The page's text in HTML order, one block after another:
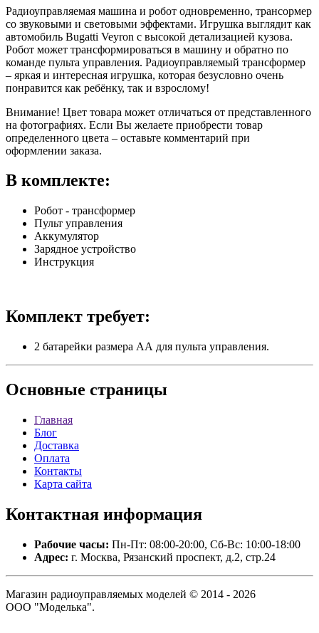
Радиоуправляемая машина и робот одновременно, трансормер
со звуковыми и световыми эффектами. Игрушка выглядит как
автомобиль Bugatti Veyron с высокой детализацией кузова.
Робот может трансформироваться в машину и обратно по
команде пульта управления. Радиоуправляемый трансформер
– яркая и интересная игрушка, которая безусловно очень
понравится как ребёнку, так и взрослому!
Внимание! Цвет товара может отличаться от представленного
на фотографиях. Если Вы желаете приобрести товар
определенного цвета – оставьте комментарий при
оформлении заказа.
В комплекте:
Робот - трансформер
Пульт управления
Аккумулятор
Зарядное устройство
Инструкция
Комплект требует:
2 батарейки размера АА для пульта управления.
Основные страницы
Главная
Блог
Доставка
Оплата
Контакты
Карта сайта
Контактная информация
Рабочие часы: Пн-Пт: 08:00-20:00, Сб-Вс: 10:00-18:00
Адрес: г. Москва, Рязанский проспект, д.2, стр.24
Магазин радиоуправляемых моделей © 2014 - 2026
ООО "Моделька".